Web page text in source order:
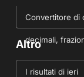
Convertitore di
decimali,
Altro
I risultati di ieri